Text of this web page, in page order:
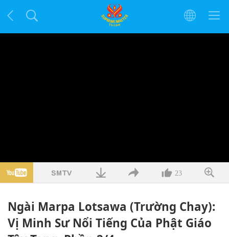
23
Ngài Marpa Lotsawa (Trường Chay):
Vị Minh Sư Nổi Tiếng Của Phật Giáo